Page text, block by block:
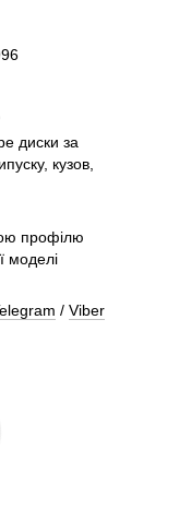
диски за
кузов,
профілю
моделі
/ Viber